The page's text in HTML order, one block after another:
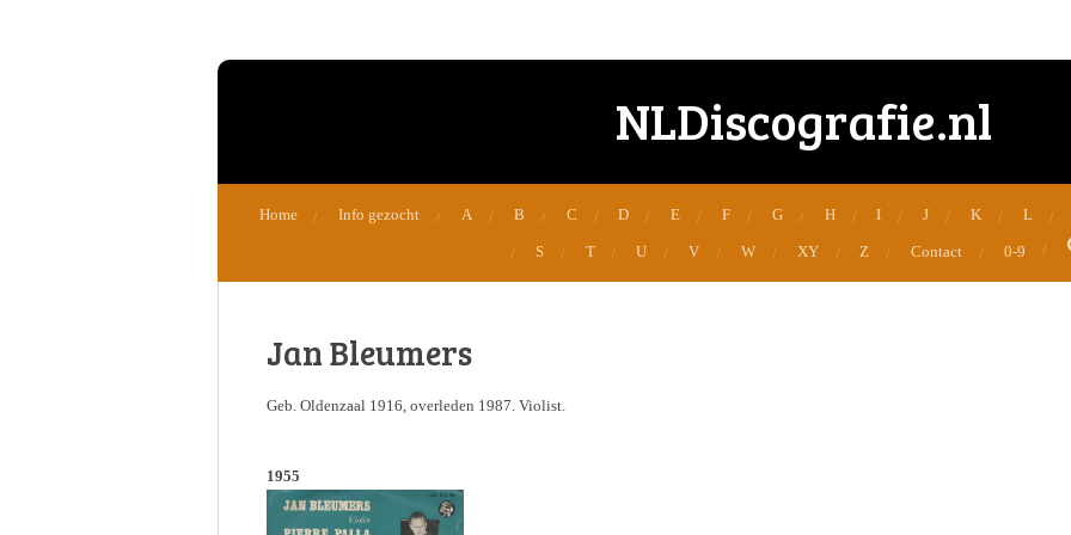
NLDiscografie.nl
Home Info gezocht A B C D E F G H I J K L
S T U V W XY Z Contact 0-9
Jan Bleumers
Geb. Oldenzaal 1916, overleden 1987. Violist.
1955